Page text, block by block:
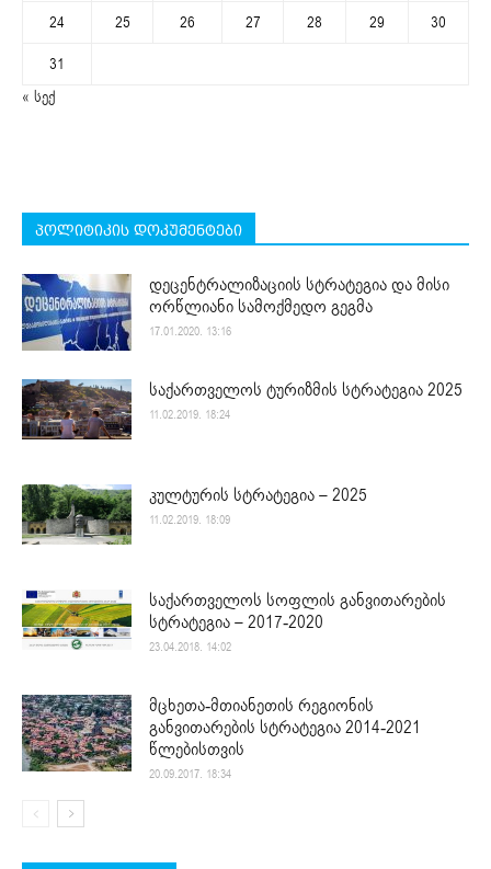
24
25 26 27 28 29
30
31
« სექ
პოლიტიკის დოკუმენტები
დეცენტრალიზაციის სტრატეგია და მისი
ორწლიანი სამოქმედო გეგმა
17.01.2020. 13:16
საქართველოს ტურიზმის სტრატეგია 2025
11.02.2019. 18:24
კულტურის სტრატეგია – 2025
11.02.2019. 18:09
საქართველოს სოფლის განვითარების
სტრატეგია – 2017-2020
23.04.2018. 14:02
მცხეთა-მთიანეთის რეგიონის
განვითარების სტრატეგია 2014-2021
წლებისთვის
20.09.2017. 18:34